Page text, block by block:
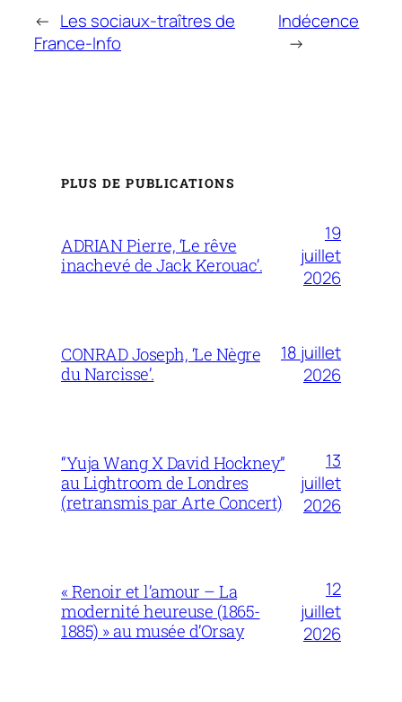
← Les sociaux-traîtres de
France-Info
Indécence
→
PLUS DE PUBLICATIONS
ADRIAN Pierre, ‘Le rêve
inachevé de Jack Kerouac’.
19
juillet
2026
CONRAD Joseph, ‘Le Nègre
du Narcisse’.
18 juillet
2026
“Yuja Wang X David Hockney”
au Lightroom de Londres
(retransmis par Arte Concert)
13
juillet
2026
« Renoir et l’amour – La
modernité heureuse (1865-
1885) » au musée d’Orsay
12
juillet
2026